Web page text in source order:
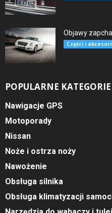
Objawy
Części i
POPULARNE KATEGORIE
Nawigacje GPS
Motoporady
Nissan
Noże i ostrza noży
Nawożenie
Obsługa silnika
Obsługa klimatyzacji